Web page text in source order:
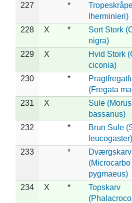
227 *
lherminieri)
228 X *
Sort Stork
nigra)
229 X
Hvid Stork
ciconia)
230 *
(Fregata
231 X
Sule (Morus
bassanus)
232 *
Brun Sule
leucogaster)
233 *
Dværgskarv
(Microcarbo
pygmaeus)
234 X *
Topskarv